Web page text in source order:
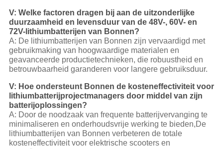
V: Welke factoren dragen bij aan de uitzonderlijke
duurzaamheid en levensduur van de 48V-, 60V- en
72V-lithiumbatterijen van Bonnen?
A: De lithiumbatterijen van Bonnen zijn vervaardigd met
gebruikmaking van hoogwaardige materialen en
geavanceerde productietechnieken, die robuustheid en
betrouwbaarheid garanderen voor langere gebruiksduur.
V: Hoe ondersteunt Bonnen de kosteneffectiviteit voor
lithiumbatterijprojectmanagers door middel van zijn
batterijoplossingen?
A: Door de noodzaak van frequente batterijvervanging te
minimaliseren en onderhoudsvrije werking te bieden,De
lithiumbatterijen van Bonnen verbeteren de totale
kosteneffectiviteit voor elektrische scooters en